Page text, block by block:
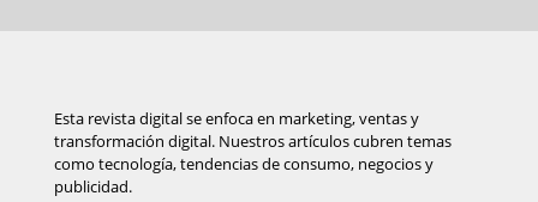
Esta revista digital se enfoca en marketing, ventas y
transformación digital. Nuestros artículos cubren temas
como tecnología, tendencias de consumo, negocios y
publicidad.